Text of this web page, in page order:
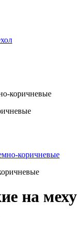
коричневые
на меху